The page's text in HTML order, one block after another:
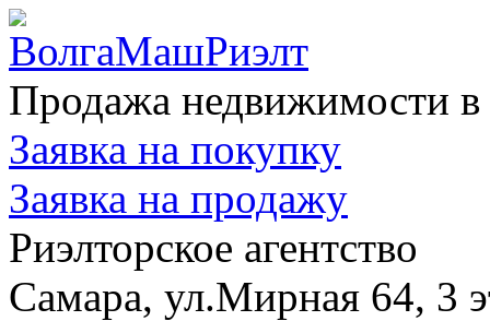
Продажа недвижимости
Заявка на покупку
Заявка на продажу
Риэлторское агентство
Самара, ул.Мирная 64, 3